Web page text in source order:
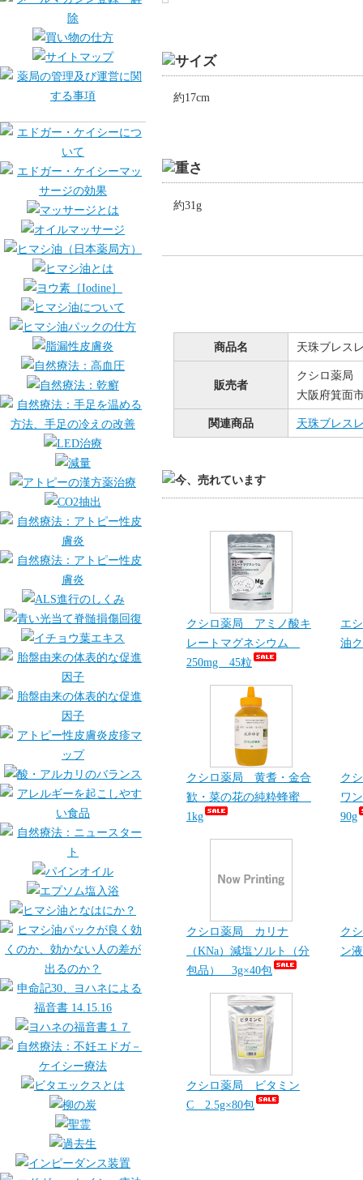
約17cm
約31g
商品名 天珠ブレス
販売者
クシロ薬局
大阪府箕面
関連商品 天珠ブレス
クシロ薬局 アミノ酸キ
レートマグネシウム
250mg 45粒
エ
油
クシロ薬局 黄耆・金合
歓・菜の花の純粋蜂蜜
1kg
ク
ワ
90g
クシロ薬局 カリナ
（KNa）減塩ソルト（分
包品） 3g×40包
ク
ン
クシロ薬局 ビタミン
C 2.5g×80包